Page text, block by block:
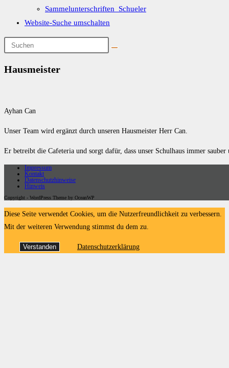
Sammelunterschriften_Schueler
Website-Suche umschalten
Hausmeister
Ayhan Can
Unser Team wird ergänzt durch unseren Hausmeister Herr Can.
Er betreibt die Cafeteria und sorgt dafür, dass unser Schulhaus immer
Impressum
Kontakt
Datenschutzhinweise
Hinweis
Copyright - WordPress Theme by OceanWP
Diese Seite verwendet Cookies, um die Nutzerfreundlichkeit zu verbessern.
Mit der weiteren Verwendung stimmst du dem zu.
Verstanden Datenschutzerklärung